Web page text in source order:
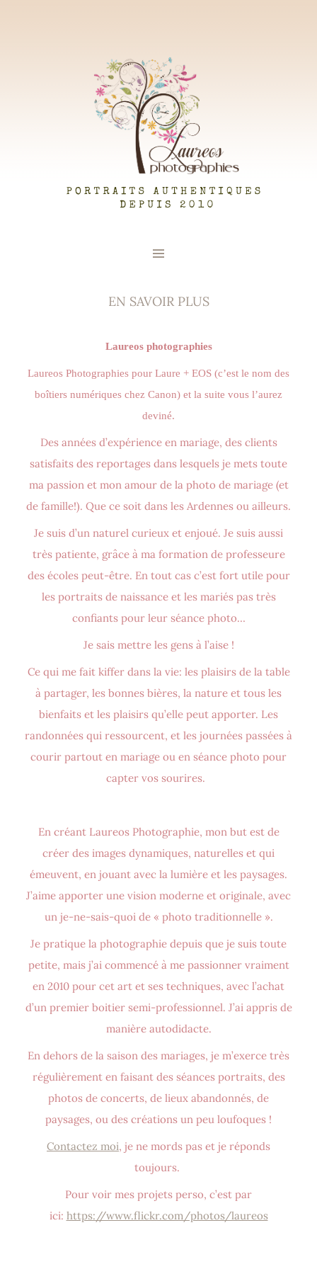
LAUREOS PHOTOGRAPHIES
EN SAVOIR PLUS
Laureos photographies
Laureos Photographies pour Laure + EOS (c’est le nom des
boîtiers numériques chez Canon) et la suite vous l’aurez
deviné.
Des années d’expérience en mariage, des clients
satisfaits des reportages dans lesquels je mets toute
ma passion et mon amour de la photo de mariage (et
de famille!). Que ce soit dans les Ardennes ou ailleurs.
Je suis d’un naturel curieux et enjoué. Je suis aussi
très patiente, grâce à ma formation de professeure
des écoles peut-être. En tout cas c’est fort utile pour
les portraits de naissance et les mariés pas très
confiants pour leur séance photo…
Je sais mettre les gens à l’aise !
Ce qui me fait kiffer dans la vie: les plaisirs de la table
à partager, les bonnes bières, la nature et tous les
bienfaits et les plaisirs qu’elle peut apporter. Les
randonnées qui ressourcent, et les journées passées à
courir partout en mariage ou en séance photo pour
capter vos sourires.
En créant Laureos Photographie, mon but est de
créer des images dynamiques, naturelles et qui
émeuvent, en jouant avec la lumière et les paysages.
J’aime apporter une vision moderne et originale, avec
un je-ne-sais-quoi de « photo traditionnelle ».
Je pratique la photographie depuis que je suis toute
petite, mais j’ai commencé à me passionner vraiment
en 2010 pour cet art et ses techniques, avec l’achat
d’un premier boitier semi-professionnel. J’ai appris de
manière autodidacte.
En dehors de la saison des mariages, je m’exerce très
régulièrement en faisant des séances portraits, des
photos de concerts, de lieux abandonnés, de
paysages, ou des créations un peu loufoques !
Contactez moi, je ne mords pas et je réponds
toujours.
Pour voir mes projets perso, c’est par
ici: https://www.flickr.com/photos/laureos